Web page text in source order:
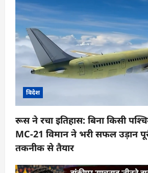
विदेश
रूस ने रचा इतिहास: बिना किसी
MC-21 विमान ने भरी सफल उड़ान
तकनीक से तैयार